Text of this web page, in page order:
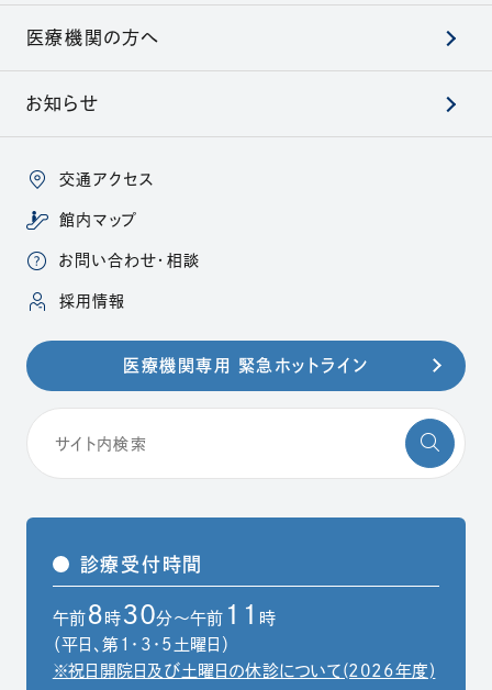
医療機関の方へ
お知らせ
交通アクセス
館内マップ
お問い合わせ・相談
採用情報
医療機関専用 緊急ホットライン
診療受付時間
午前 8 時 30分～午前 11
時
（平日、第1・3・5土曜日）
※祝日開院日及び土曜日の休診について(2026年度)